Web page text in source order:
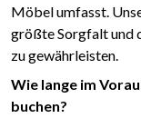
Möbel umfasst.
größte Sorgfalt und
zu gewährleisten.
Wie lange im
buchen?